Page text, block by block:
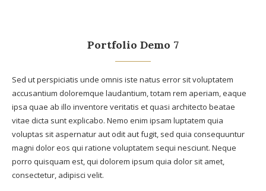
Portfolio Demo 7
Sed ut perspiciatis unde omnis iste natus error sit voluptatem
accusantium doloremque laudantium, totam rem aperiam, eaque
ipsa quae ab illo inventore veritatis et quasi architecto beatae
vitae dicta sunt explicabo. Nemo enim ipsam luptatem quia
voluptas sit aspernatur aut odit aut fugit, sed quia consequuntur
magni dolor eos qui ratione voluptatem sequi nesciunt. Neque
porro quisquam est, qui dolorem ipsum quia dolor sit amet,
consectetur, adipisci velit.